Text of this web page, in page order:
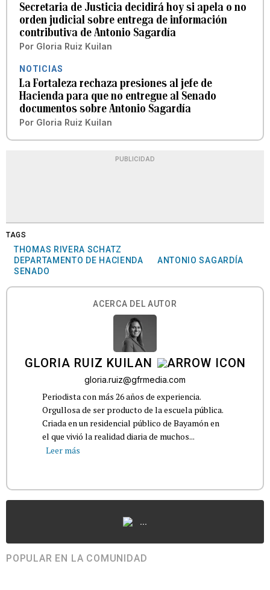
Secretaria de Justicia decidirá hoy si apela o no
orden judicial sobre entrega de información
contributiva de Antonio Sagardía
Por Gloria Ruiz Kuilan
NOTICIAS
La Fortaleza rechaza presiones al jefe de
Hacienda para que no entregue al Senado
documentos sobre Antonio Sagardía
Por Gloria Ruiz Kuilan
PUBLICIDAD
TAGS
THOMAS RIVERA SCHATZ
DEPARTAMENTO DE HACIENDA
ANTONIO SAGARDÍA
SENADO
ACERCA DEL AUTOR
GLORIA RUIZ KUILAN
gloria.ruiz@gfrmedia.com
Periodista con más 26 años de experiencia.
Orgullosa de ser producto de la escuela pública.
Criada en un residencial público de Bayamón en
el que vivió la realidad diaria de muchos...
Leer más
...
POPULAR EN LA COMUNIDAD